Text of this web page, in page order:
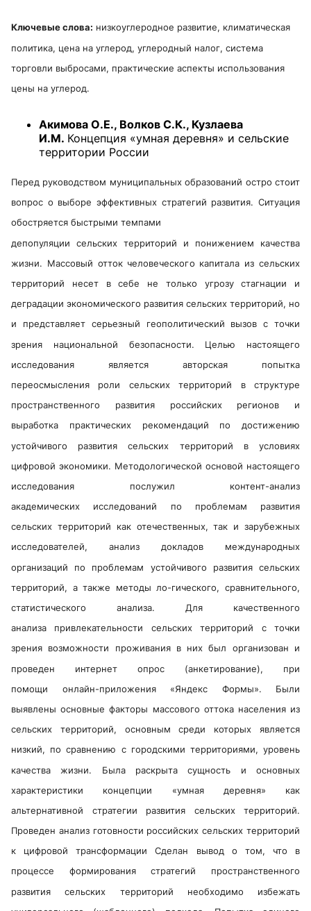
Ключевые слова: низкоуглеродное развитие, климатическая
политика, цена на углерод, углеродный налог, система
торговли выбросами, практические аспекты использования
цены на углерод.
Акимова О.Е., Волков С.К., Кузлаева
И.М. Концепция «умная деревня» и сельские
территории России
Перед руководством муниципальных образований остро стоит
вопрос о выборе эффективных стратегий развития. Ситуация
обостряется быстрыми темпами
депопуляции сельских территорий и понижением качества
жизни. Массовый отток человеческого капитала из сельских
территорий несет в себе не только угрозу стагнации и
деградации экономического развития сельских территорий, но
и представляет серьезный геополитический вызов с точки
зрения национальной безопасности. Целью настоящего
исследования является авторская попытка
переосмысления роли сельских территорий в структуре
пространственного развития российских регионов и
выработка практических рекомендаций по достижению
устойчивого развития сельских территорий в условиях
цифровой экономики. Методологической основой настоящего
исследования послужил контент-анализ
академических исследований по проблемам развития
сельских территорий как отечественных, так и зарубежных
исследователей, анализ докладов международных
организаций по проблемам устойчивого развития сельских
территорий, а также методы ло-гического, сравнительного,
статистического анализа. Для качественного
анализа привлекательности сельских территорий с точки
зрения возможности проживания в них был организован и
проведен интернет опрос (анкетирование), при
помощи онлайн-приложения «Яндекс Формы». Были
выявлены основные факторы массового оттока населения из
сельских территорий, основным среди которых является
низкий, по сравнению с городскими территориями, уровень
качества жизни. Была раскрыта сущность и основных
характеристики концепции «умная деревня» как
альтернативной стратегии развития сельских территорий.
Проведен анализ готовности российских сельских территорий
к цифровой трансформации Сделан вывод о том, что в
процессе формирования стратегий пространственного
развития сельских территорий необходимо избежать